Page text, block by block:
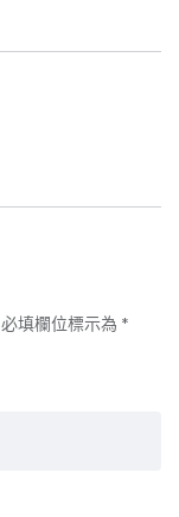
必填欄位標示為 *